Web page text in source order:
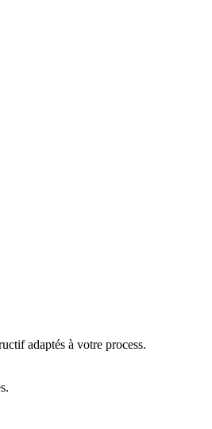
adaptés à votre process.